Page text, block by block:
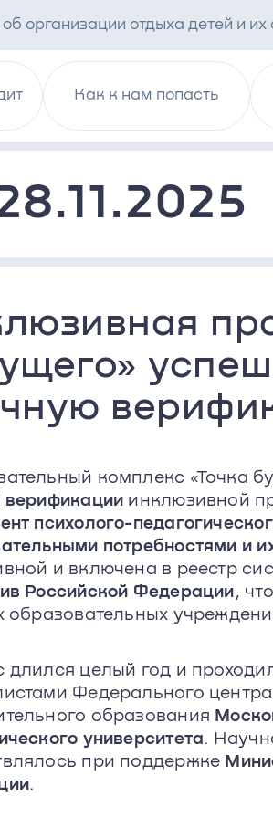
организации отдыха детей и
Как к нам попасть
комплекс «Точка
верификации инклюзивной
психолого-
потребностями и
и включена в реестр
Российской Федерации,
образовательных
длился целый год и
Федерального
образования
университета.
при поддержке
.